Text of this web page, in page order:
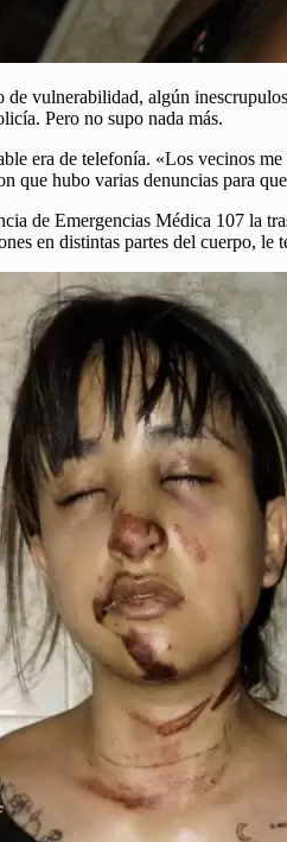
de vulnerabilidad, algún
Pero no supo nada más.
era de telefonía. «Los vecinos
que hubo varias denuncias para
de Emergencias Médica 107 la
en distintas partes del cuerpo, le